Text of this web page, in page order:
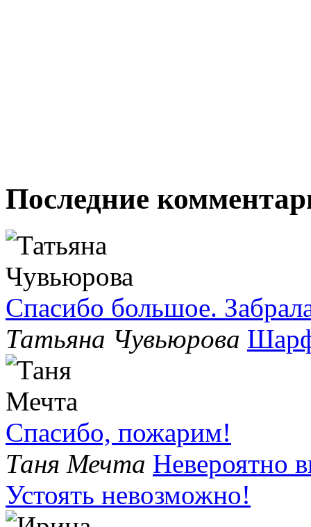
Последние
Спасибо большое.
Татьяна Чувьюрова
Спасибо, пожарим!
Таня Мечта Невероятно
Устоять невозможно!